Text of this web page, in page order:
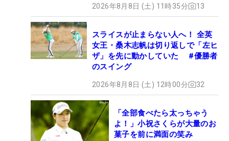
2026年8月8日 (土) 11時35分 13
スライスが止まらない人へ！ 全英
女王・桑木志帆は切り返しで「左ヒ
ザ」を先に動かしていた #優勝者
のスイング
2026年8月8日 (土) 12時00分 32
「全部食べたら太っちゃう
よ！」小祝さくらが大量のお
菓子を前に満面の笑み